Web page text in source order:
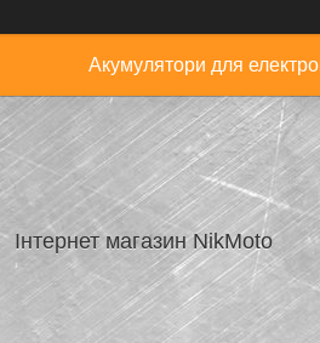
Акумулятори для
Інтернет магазин NikMoto